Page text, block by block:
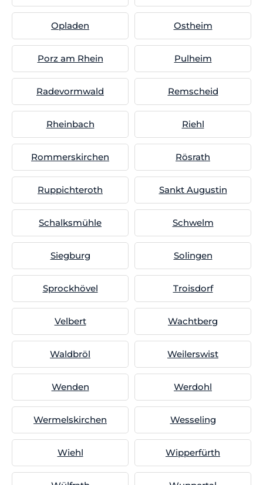
Opladen Ostheim
Porz am Rhein Pulheim
Radevormwald Remscheid
Rheinbach Riehl
Rommerskirchen Rösrath
Ruppichteroth Sankt Augustin
Schalksmühle Schwelm
Siegburg Solingen
Sprockhövel Troisdorf
Velbert Wachtberg
Waldbröl Weilerswist
Wenden Werdohl
Wermelskirchen Wesseling
Wiehl Wipperfürth